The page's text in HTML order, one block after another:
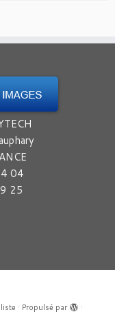
04
25
· Propulsé par
·